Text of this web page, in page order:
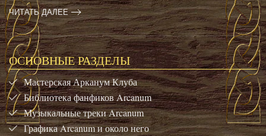
ЧИТАТЬ ДАЛЕЕ
ОСНОВНЫЕ РАЗДЕЛЫ
Мастерская Арканум Клуба
Библиотека фанфиков Arcanum
Музыкальные треки Arcanum
Графика Arcanum и около него